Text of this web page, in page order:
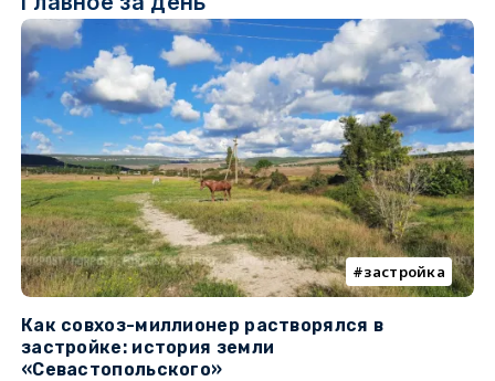
застройка
Как совхоз-миллионер растворялся в
застройке: история земли
«Севастопольского»